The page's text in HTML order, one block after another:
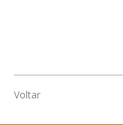
Voltar